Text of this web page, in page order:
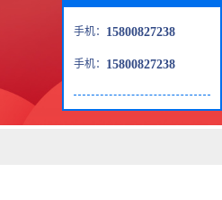
手机： 15800827238
手机： 15800827238